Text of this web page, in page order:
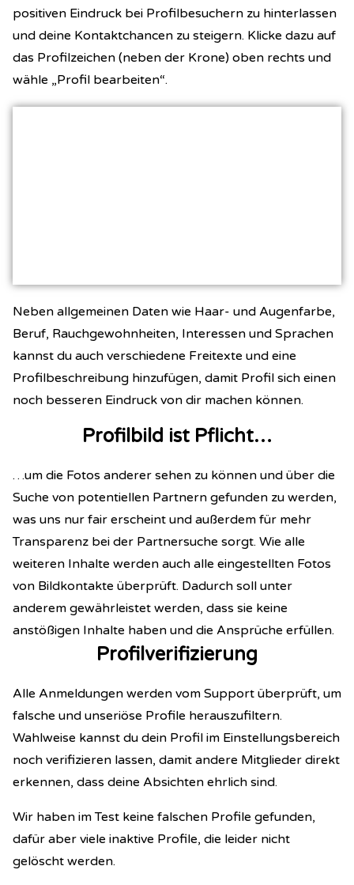
positiven Eindruck bei Profilbesuchern zu hinterlassen
und deine Kontaktchancen zu steigern. Klicke dazu auf
das Profilzeichen (neben der Krone) oben rechts und
wähle „Profil bearbeiten“.
Neben allgemeinen Daten wie Haar- und Augenfarbe,
Beruf, Rauchgewohnheiten, Interessen und Sprachen
kannst du auch verschiedene Freitexte und eine
Profilbeschreibung hinzufügen, damit Profil sich einen
noch besseren Eindruck von dir machen können.
Profilbild ist Pflicht…
…um die Fotos anderer sehen zu können und über die
Suche von potentiellen Partnern gefunden zu werden,
was uns nur fair erscheint und außerdem für mehr
Transparenz bei der Partnersuche sorgt. Wie alle
weiteren Inhalte werden auch alle eingestellten Fotos
von Bildkontakte überprüft. Dadurch soll unter
anderem gewährleistet werden, dass sie keine
anstößigen Inhalte haben und die Ansprüche erfüllen.
Profilverifizierung
Alle Anmeldungen werden vom Support überprüft, um
falsche und unseriöse Profile herauszufiltern.
Wahlweise kannst du dein Profil im Einstellungsbereich
noch verifizieren lassen, damit andere Mitglieder direkt
erkennen, dass deine Absichten ehrlich sind.
Wir haben im Test keine falschen Profile gefunden,
dafür aber viele inaktive Profile, die leider nicht
gelöscht werden.